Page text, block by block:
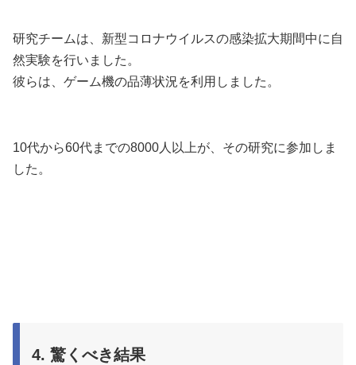
研究チームは、新型コロナウイルスの感染拡大期間中に自
然実験を行いました。
彼らは、ゲーム機の品薄状況を利用しました。
10代から60代までの8000人以上が、その研究に参加しま
した。
4. 驚くべき結果